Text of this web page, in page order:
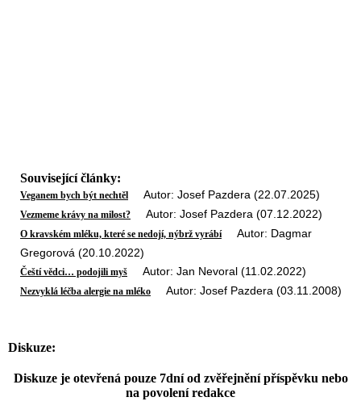
Související články:
Veganem bych být nechtěl Autor: Josef Pazdera (22.07.2025)
Vezmeme krávy na milost? Autor: Josef Pazdera (07.12.2022)
O kravském mléku, které se nedojí, nýbrž vyrábíAutor: Dagmar
Gregorová (20.10.2022)
Čeští vědci… podojili myš Autor: Jan Nevoral (11.02.2022)
Nezvyklá léčba alergie na mléko Autor: Josef Pazdera (03.11.2008)
Diskuze:
Diskuze je otevřená pouze 7dní od zvěřejnění příspěvku nebo
na povolení redakce